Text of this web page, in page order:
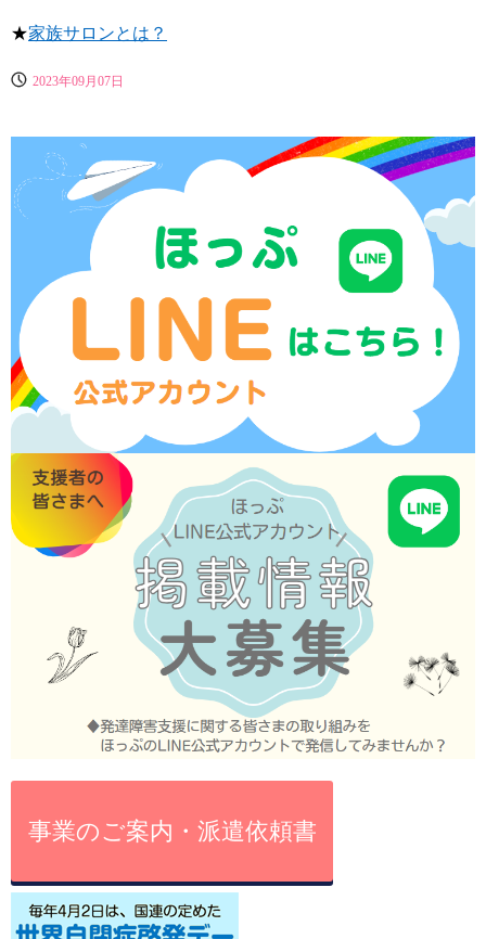
★家族サロンとは？
2023年09月07日
事業のご案内・派遣依頼書